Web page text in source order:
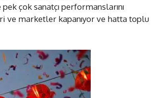
çok sanatçı performanslarını
ve marketler kapanıyor ve hatta toplu